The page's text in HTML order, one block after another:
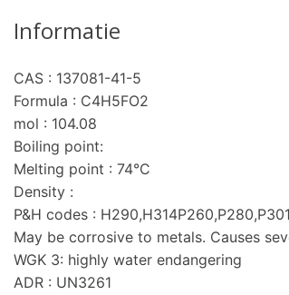
Informatie
CAS : 137081-41-5
Formula : C4H5FO2
mol : 104.08
Boiling point:
Melting point : 74°C
Density :
P&H codes :
May be corrosive to metals. Causes
WGK 3: highly water endangering
ADR : UN3261